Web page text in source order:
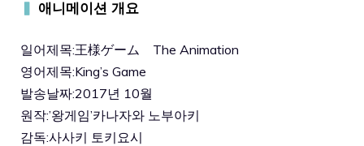
▍ 애니메이션 개요
일어제목:王様ゲーム The Animation
영어제목:King’s Game
발송날짜:2017년 10월
원작:’왕게임’카나자와 노부아키
감독:사사키 토키요시